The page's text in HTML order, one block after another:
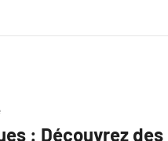
: Découvrez des